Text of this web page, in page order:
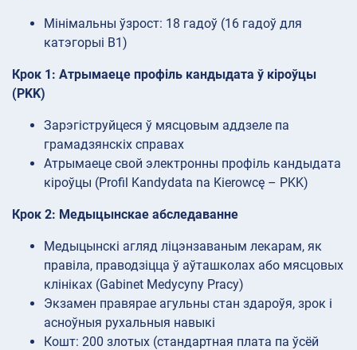
Мінімальны ўзрост: 18 гадоў (16 гадоў для
катэгорыі B1)
Крок 1: Атрымаеце профіль кандыдата ў кіроўцы
(PKK)
Зарэгіструйцеся ў мясцовым аддзеле па
грамадзянскіх справах
Атрымаеце свой электронны профіль кандыдата
кіроўцы (Profil Kandydata na Kierowcę – PKK)
Крок 2: Медыцынскае абследаванне
Медыцынскі агляд ліцэнзаваным лекарам, як
правіла, праводзіцца ў аўташколах або мясцовых
клініках (Gabinet Medycyny Pracy)
Экзамен правярае агульны стан здароўя, зрок і
асноўныя рухальныя навыкі
Кошт: 200 злотых (стандартная плата па ўсёй